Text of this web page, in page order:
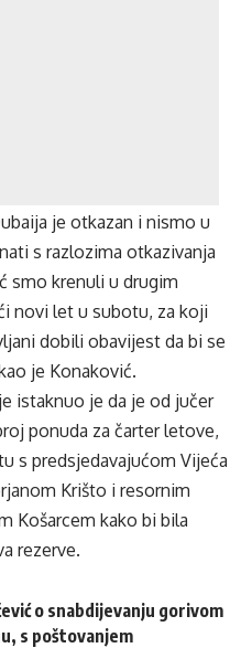
je otkazan i nismo u
s razlozima otkazivanja
smo krenuli u drugim
novi let u subotu, za koji
dobili obavijest da bi se
je Konaković.
istaknuo je da je od jučer
ponuda za čarter letove,
s predsjedavajućom Vijeća
Krišto i resornim
Košarcem kako bi bila
rezerve.
o snabdijevanju gorivom
s poštovanjem